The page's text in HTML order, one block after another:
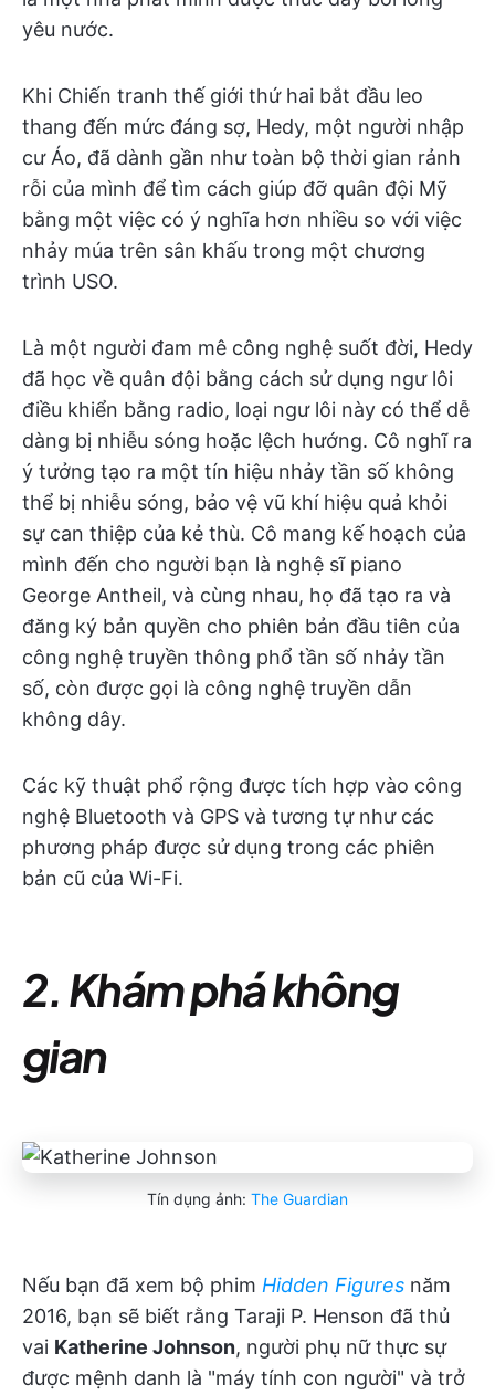
yêu nước.
Khi Chiến tranh thế giới thứ hai bắt đầu leo
thang đến mức đáng sợ, Hedy, một người nhập
cư Áo, đã dành gần như toàn bộ thời gian rảnh
rỗi của mình để tìm cách giúp đỡ quân đội Mỹ
bằng một việc có ý nghĩa hơn nhiều so với việc
nhảy múa trên sân khấu trong một chương
trình USO.
Là một người đam mê công nghệ suốt đời, Hedy
đã học về quân đội bằng cách sử dụng ngư lôi
điều khiển bằng radio, loại ngư lôi này có thể dễ
dàng bị nhiễu sóng hoặc lệch hướng. Cô nghĩ ra
ý tưởng tạo ra một tín hiệu nhảy tần số không
thể bị nhiễu sóng, bảo vệ vũ khí hiệu quả khỏi
sự can thiệp của kẻ thù. Cô mang kế hoạch của
mình đến cho người bạn là nghệ sĩ piano
George Antheil, và cùng nhau, họ đã tạo ra và
đăng ký bản quyền cho phiên bản đầu tiên của
công nghệ truyền thông phổ tần số nhảy tần
số, còn được gọi là công nghệ truyền dẫn
không dây.
Các kỹ thuật phổ rộng được tích hợp vào công
nghệ Bluetooth và GPS và tương tự như các
phương pháp được sử dụng trong các phiên
bản cũ của Wi-Fi.
2. Khám phá không
gian
Tín dụng ảnh: The Guardian
Nếu bạn đã xem bộ phim Hidden Figures năm
2016, bạn sẽ biết rằng Taraji P. Henson đã thủ
vai Katherine Johnson, người phụ nữ thực sự
được mệnh danh là "máy tính con người" và trở